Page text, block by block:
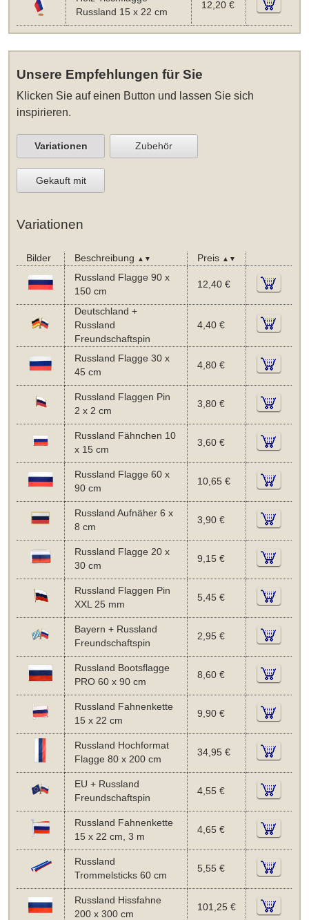
Russland 15 x 22 cm
12,20 €
Unsere Empfehlungen für Sie
Klicken Sie auf einen Button und lassen Sie sich
inspirieren.
Variationen Zubehör
Gekauft mit
Variationen
Bilder Beschreibung ▲▼ Preis ▲▼
Russland Flagge 90 x
150 cm
12,40 €
Deutschland +
Russland
Freundschaftspin
4,40 €
Russland Flagge 30 x
45 cm
4,80 €
Russland Flaggen Pin
2 x 2 cm
3,80 €
Russland Fähnchen 10
x 15 cm
3,60 €
Russland Flagge 60 x
90 cm
10,65 €
Russland Aufnäher 6 x
8 cm
3,90 €
Russland Flagge 20 x
30 cm
9,15 €
Russland Flaggen Pin
XXL 25 mm
5,45 €
Bayern + Russland
Freundschaftspin
2,95 €
Russland Bootsflagge
PRO 60 x 90 cm
8,60 €
Russland Fahnenkette
15 x 22 cm
9,90 €
Russland Hochformat
Flagge 80 x 200 cm
34,95 €
EU + Russland
Freundschaftspin
4,55 €
Russland Fahnenkette
15 x 22 cm, 3 m
4,65 €
Russland
Trommelsticks 60 cm
5,55 €
Russland Hissfahne
200 x 300 cm
101,25 €